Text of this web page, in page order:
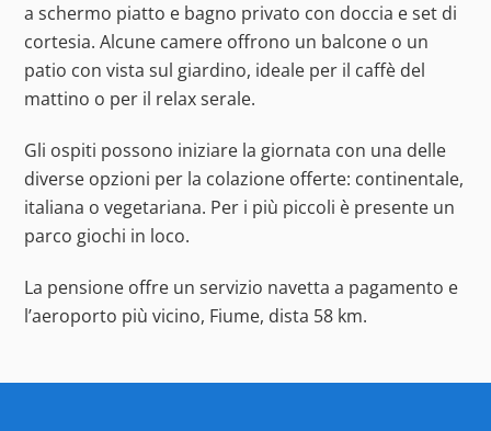
a schermo piatto e bagno privato con doccia e set di
cortesia. Alcune camere offrono un balcone o un
patio con vista sul giardino, ideale per il caffè del
mattino o per il relax serale.
Gli ospiti possono iniziare la giornata con una delle
diverse opzioni per la colazione offerte: continentale,
italiana o vegetariana. Per i più piccoli è presente un
parco giochi in loco.
La pensione offre un servizio navetta a pagamento e
l’aeroporto più vicino, Fiume, dista 58 km.